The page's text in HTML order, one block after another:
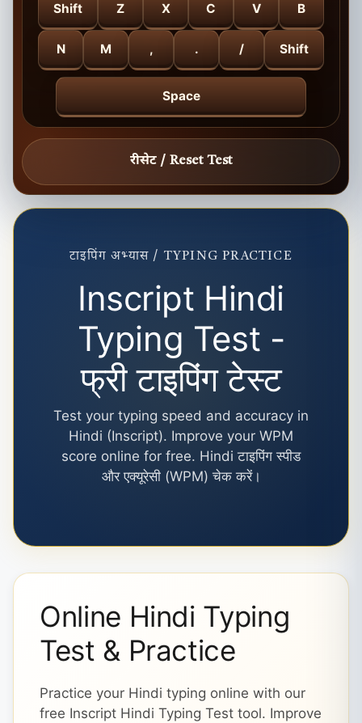
टाइपिंग अभ्यास / TYPING PRACTICE
Inscript Hindi
Typing Test -
फ्री टाइपिंग टेस्ट
Test your typing speed and accuracy in
Hindi (Inscript). Improve your WPM
score online for free. Hindi टाइपिंग स्पीड
और एक्यूरेसी (WPM) चेक करें।
Online Hindi Typing
Test & Practice
Practice your Hindi typing online with our
free Inscript Hindi Typing Test tool. Improve
Shift Z X C V B
N M , . / Shift
Space
रीसेट / Reset Test